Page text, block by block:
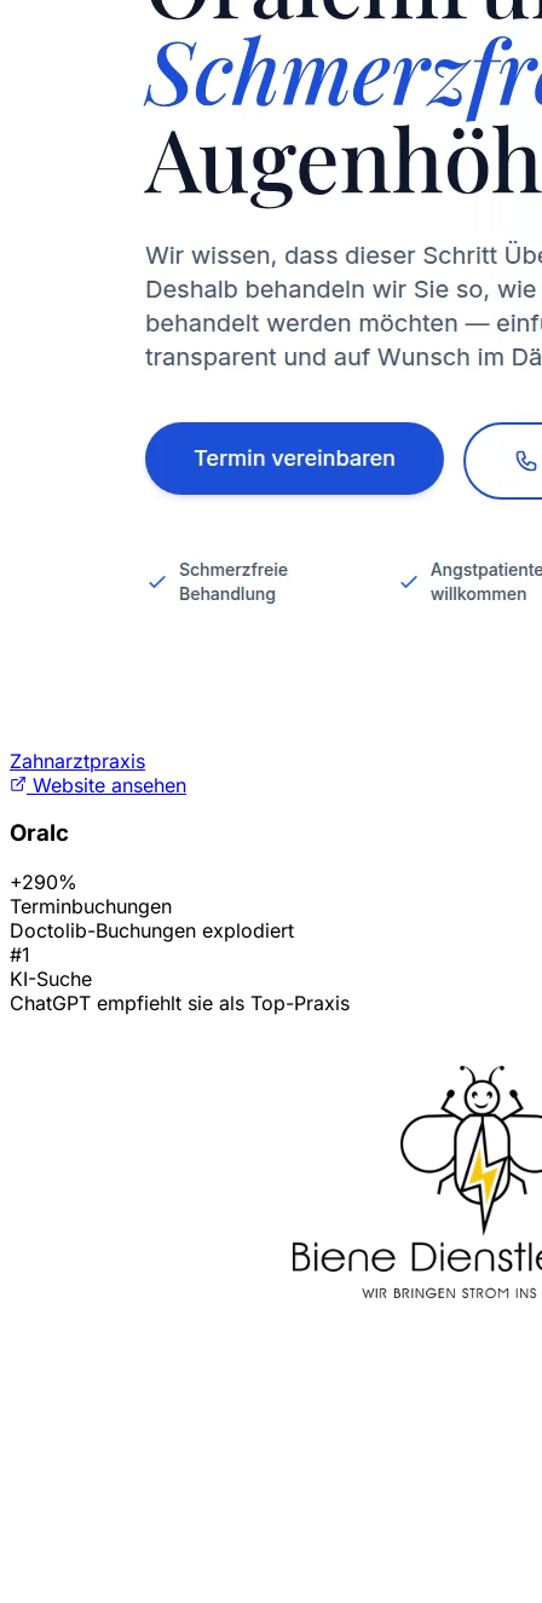
Zahnarztpraxis
Website ansehen
Oralc
+290%
Terminbuchungen
Doctolib-Buchungen explodiert
#1
KI-Suche
ChatGPT empfiehlt sie als Top-Praxis